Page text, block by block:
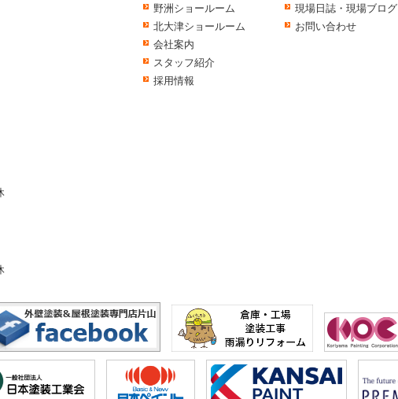
野洲ショールーム
北大津ショールーム
会社案内
スタッフ紹介
採用情報
現場日誌・現場ブログ
お問い合わせ